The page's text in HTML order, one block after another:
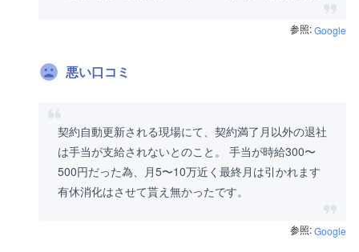
参照:Google
悪い口コミ
契約自動更新される現場にて、契約満了月以外の退社
は手当が支給されないとのこと。 手当が時給300〜
500円だった為、月5〜10万近く最終月は引かれます
有休消化はさせて貰え無かったです。
参照:Google